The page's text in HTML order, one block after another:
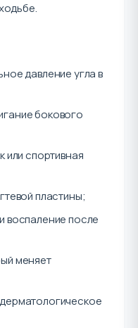
давление угла в
бокового
или спортивная
пластины;
воспаление после
меняет